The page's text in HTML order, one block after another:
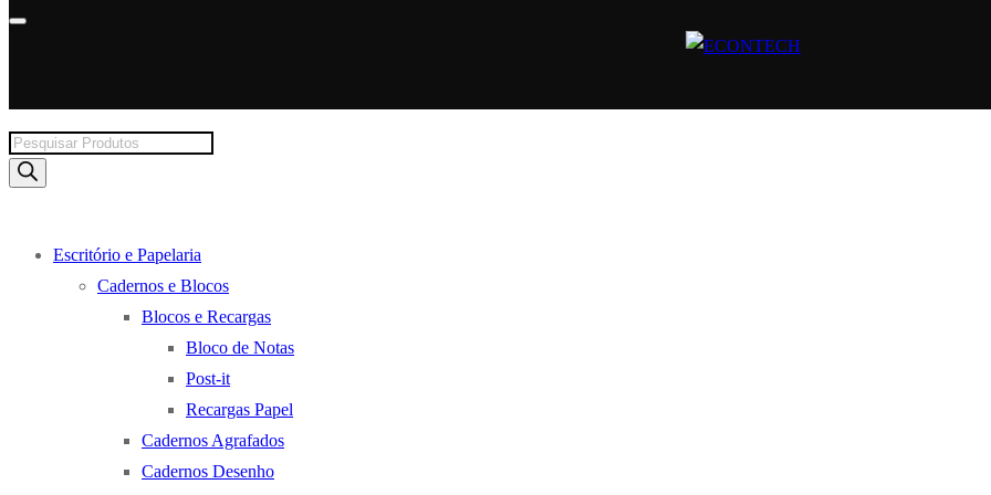
Products
search
Escritório e Papelaria
Cadernos e Blocos
Blocos e Recargas
Bloco de Notas
Post-it
Recargas Papel
Cadernos Agrafados
Cadernos Desenho